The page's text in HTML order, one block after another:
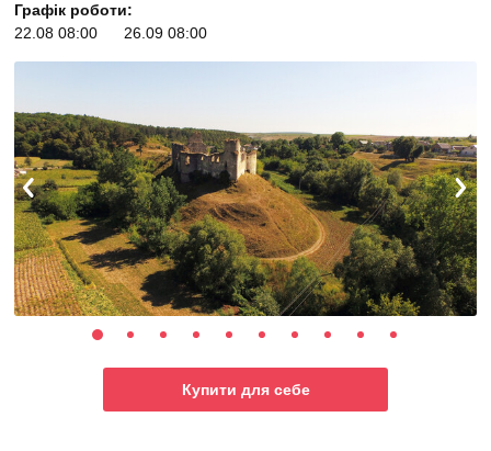
Графік роботи:
22.08 08:00
26.09 08:00
Купити для себе